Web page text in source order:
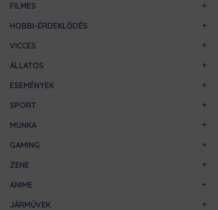
FILMES
HOBBI-ÉRDEKLŐDÉS
VICCES
ÁLLATOS
ESEMÉNYEK
SPORT
MUNKA
GAMING
ZENE
ANIME
JÁRMŰVEK